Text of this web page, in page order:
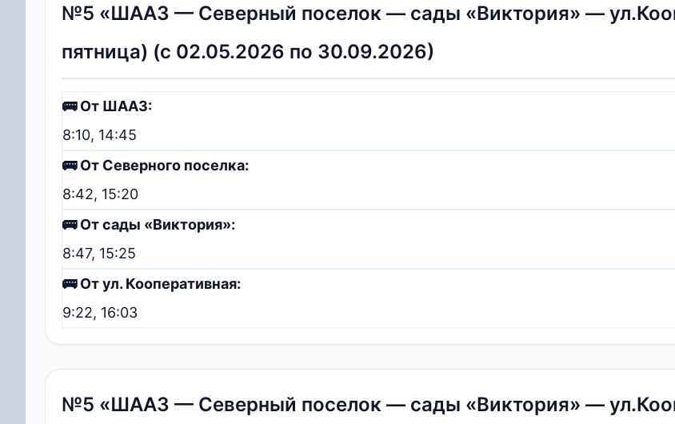
№5 «ШААЗ — Северный поселок — сады «Виктория» —
пятница) (с 02.05.2026 по 30.09.2026)
🚌 От ШААЗ:
8:10, 14:45
🚌 От Северного поселка:
8:42, 15:20
🚌 От сады «Виктория»:
8:47, 15:25
🚌 От ул. Кооперативная:
9:22, 16:03
№5 «ШААЗ — Северный поселок — сады «Виктория» —